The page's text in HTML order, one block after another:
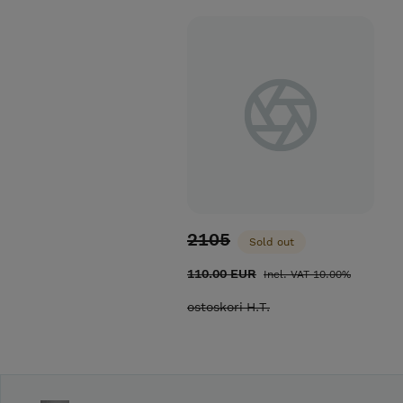
2105 Sold out
110.00 EUR Incl. VAT 10.00%
ostoskori H.T.